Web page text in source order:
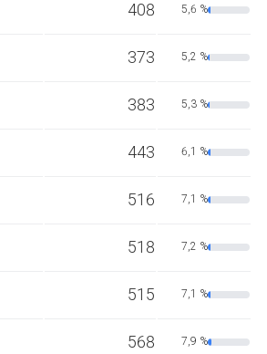
408 5,6 %
373 5,2 %
383 5,3 %
443 6,1 %
516 7,1 %
518 7,2 %
515 7,1 %
568 7,9 %